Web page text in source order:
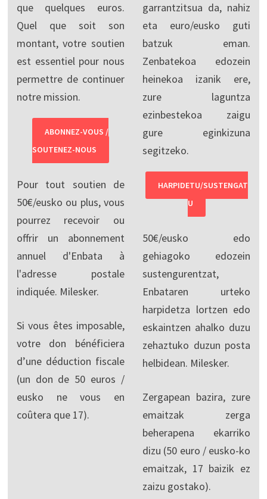
que quelques euros.
Quel que soit son
montant, votre soutien
est essentiel pour nous
permettre de continuer
notre mission.
ABONNEZ-VOUS /
SOUTENEZ-NOUS
Pour tout soutien de
50€/eusko ou plus, vous
pourrez recevoir ou
offrir un abonnement
annuel d'Enbata à
l'adresse postale
indiquée. Milesker.
Si vous êtes imposable,
votre don bénéficiera
d’une déduction fiscale
(un don de 50 euros /
eusko ne vous en
coûtera que 17).
garrantzitsua da, nahiz
eta euro/eusko guti
batzuk eman.
Zenbatekoa edozein
heinekoa izanik ere,
zure laguntza
ezinbestekoa zaigu
gure eginkizuna
segitzeko.
HARPIDETU/SUSTENGAT
U
50€/eusko edo
gehiagoko edozein
sustengurentzat,
Enbataren urteko
harpidetza lortzen edo
eskaintzen ahalko duzu
zehaztuko duzun posta
helbidean. Milesker.
Zergapean bazira, zure
emaitzak zerga
beherapena ekarriko
dizu (50 euro / eusko-ko
emaitzak, 17 baizik ez
zaizu gostako).